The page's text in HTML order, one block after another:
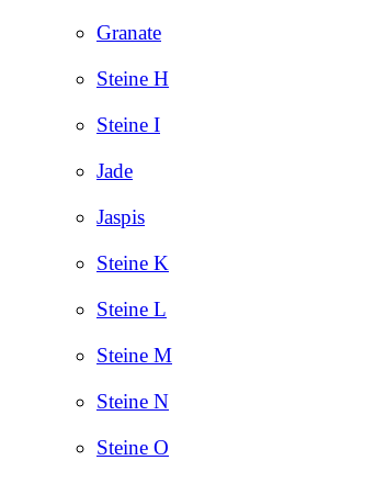
Granate
Steine H
Steine I
Jade
Jaspis
Steine K
Steine L
Steine M
Steine N
Steine O